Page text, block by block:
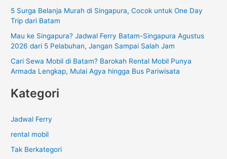
5 Surga Belanja Murah di Singapura, Cocok untuk One Day
Trip dari Batam
Mau ke Singapura? Jadwal Ferry Batam-Singapura Agustus
2026 dari 5 Pelabuhan, Jangan Sampai Salah Jam
Cari Sewa Mobil di Batam? Barokah Rental Mobil Punya
Armada Lengkap, Mulai Agya hingga Bus Pariwisata
Kategori
Jadwal Ferry
rental mobil
Tak Berkategori